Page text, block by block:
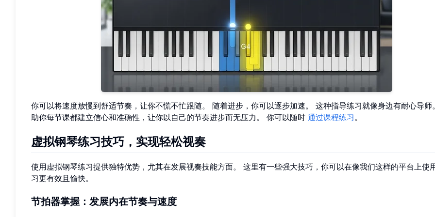
你可以将速度放慢到舒适节奏，让你不慌不忙跟随。 随着进步，你可以逐步加速。 这种指导练习就像身边有耐心导师
助你每节课都建立信心和准确性，让你以自己的节奏进步而无压力。 你可以随时 通过课程练习 。
虚拟钢琴练习技巧，实现轻松视奏
使用虚拟钢琴练习提供独特优势，尤其在发展视奏技能方面。 这里有一些强大技巧，你可以在像我们这样的平台上使
习更有效且愉快。
节拍器掌握：发展内在节奏与速度